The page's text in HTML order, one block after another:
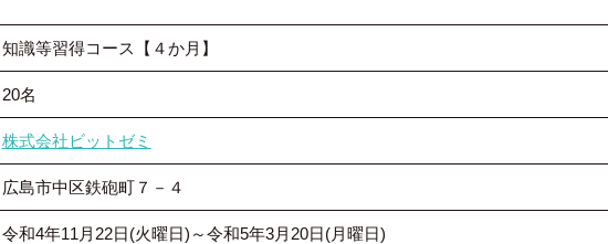
知識等習得コース【４か月】
20名
株式会社ビットゼミ
広島市中区鉄砲町７－４
令和4年11月22日(火曜日)～令和5年3月20日(月曜日)